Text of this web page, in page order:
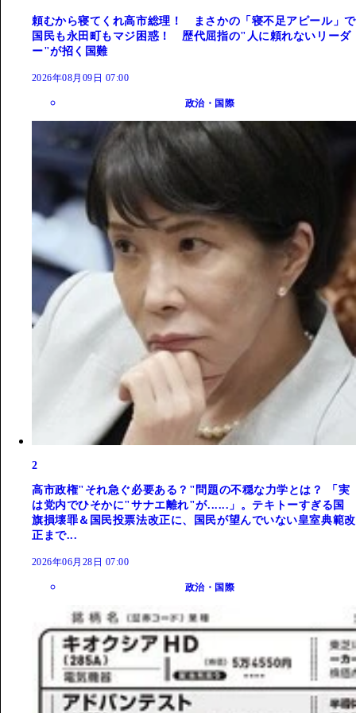
頼むから寝てくれ高市総理！ まさかの「寝不足アピール」で
国民も永田町もマジ困惑！ 歴代屈指の"人に頼れないリーダ
ー"が招く国難
2026年08月09日 07:00
政治・国際
2
高市政権"それ急ぐ必要ある？"問題の不穏な力学とは？ 「実
は党内でひそかに"サナエ離れ"が......」。テキトーすぎる国
旗損壊罪＆国民投票法改正に、国民が望んでいない皇室典範改
正まで...
2026年06月28日 07:00
政治・国際